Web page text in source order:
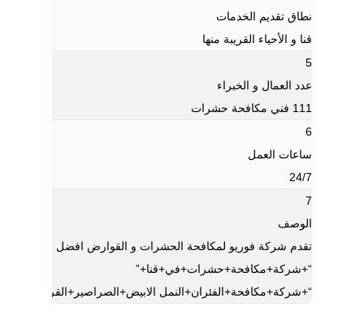
نطاق تقديم الخدمات
قنا و الأحياء القريبة منها
عدد العمال و الخبراء
ساعات العمل
تقدم شركة فوريو لمكافحة الحشرات و القوارض افضل خدمات مكافحة ، ابادة
“+شركة+مكافحة+حشرات+في+قنا+”
“+شركة+مكافحة+الفئران+النمل الابيض+الصراصير+القراد+بق